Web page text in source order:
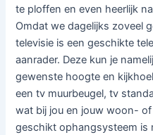
te ploffen en even heerlijk
Omdat we dagelijks zoveel
televisie is een geschikte
aanrader. Deze kun je
gewenste hoogte en
een tv muurbeugel, tv
wat bij jou en jouw woon-
geschikt ophangsysteem is